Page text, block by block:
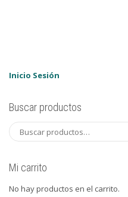
Inicio Sesión
Buscar productos
Mi carrito
No hay productos en el carrito.